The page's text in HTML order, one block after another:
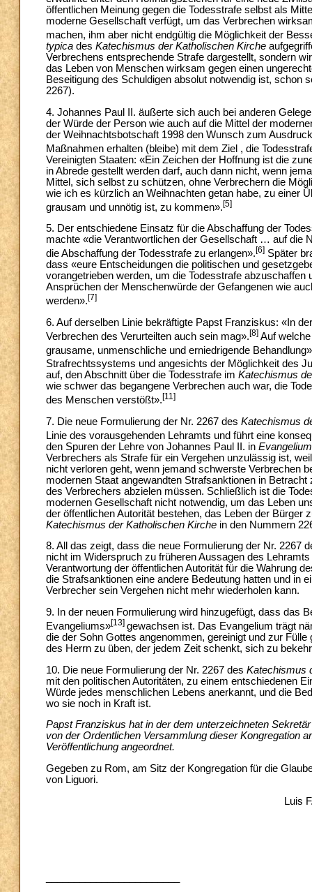
öffentlichen Meinung gegen die Todesstrafe selbst als
moderne Gesellschaft verfügt, um das Verbrechen
machen, ihm aber nicht endgültig die Möglichkeit der
typica des Katechismus der Katholischen Kirche
Verbrechens entsprechende Strafe dargestellt, sondern
das Leben von Menschen wirksam gegen einen
Beseitigung des Schuldigen absolut notwendig ist, schon
2267).
4. Johannes Paul II. äußerte sich auch bei anderen
der Würde der Person wie auch auf die Mittel der
der Weihnachtsbotschaft 1998 den Wunsch zum
Maßnahmen erhalten (bleibe) mit dem Ziel , die
Vereinigten Staaten: «Ein Zeichen der Hoffnung ist die
in Abrede gestellt werden darf, auch dann nicht, wenn
Mittel, sich selbst zu schützen, ohne Verbrechern die
wie ich es kürzlich an Weihnachten getan habe, zu einer
grausam und unnötig ist, zu kommen».[5]
5. Der entschiedene Einsatz für die Abschaffung der
machte «die Verantwortlichen der Gesellschaft … auf die
die Abschaffung der Todesstrafe zu erlangen».[6] Später
dass «eure Entscheidungen die politischen und
vorangetrieben werden, um die Todesstrafe
Ansprüchen der Menschenwürde der Gefangenen wie
werden».[7]
6. Auf derselben Linie bekräftigte Papst Franziskus: «In
Verbrechen des Verurteilten auch sein mag».[8] Auf
grausame, unmenschliche und erniedrigende
Strafrechtssystems und angesichts der Möglichkeit des
auf, den Abschnitt über die Todesstrafe im Katechismus
wie schwer das begangene Verbrechen auch war, die
des Menschen verstößt».[11]
7. Die neue Formulierung der Nr. 2267 des Katechismus
Linie des vorausgehenden Lehramts und führt eine
den Spuren der Lehre von Johannes Paul II. in
Verbrechers als Strafe für ein Vergehen unzulässig ist,
nicht verloren geht, wenn jemand schwerste Verbrechen
modernen Staat angewandten Strafsanktionen in
des Verbrechers abzielen müssen. Schließlich ist die
modernen Gesellschaft nicht notwendig, um das Leben
der öffentlichen Autorität bestehen, das Leben der
Katechismus der Katholischen Kirche in den Nummern
8. All das zeigt, dass die neue Formulierung der Nr. 2267
nicht im Widerspruch zu früheren Aussagen des
Verantwortung der öffentlichen Autorität für die Wahrung
die Strafsanktionen eine andere Bedeutung hatten und in
Verbrecher sein Vergehen nicht mehr wiederholen kann.
9. In der neuen Formulierung wird hinzugefügt, dass das
Evangeliums»[13] gewachsen ist. Das Evangelium trägt
die der Sohn Gottes angenommen, gereinigt und zur
des Herrn zu üben, der jedem Zeit schenkt, sich zu
10. Die neue Formulierung der Nr. 2267 des Katechismus
mit den politischen Autoritäten, zu einem entschiedenen
Würde jedes menschlichen Lebens anerkannt, und die
wo sie noch in Kraft ist.
Papst Franziskus hat in der dem unterzeichneten
von der Ordentlichen Versammlung dieser Kongregation
Veröffentlichung angeordnet.
Gegeben zu Rom, am Sitz der Kongregation für die
von Liguori.
Luis